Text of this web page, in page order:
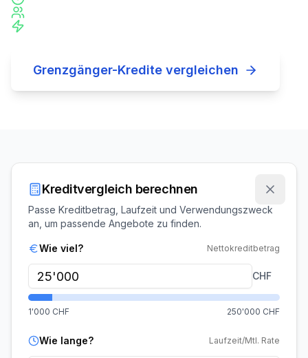
Grenzgänger-Kredite vergleichen
Kreditvergleich berechnen
Passe Kreditbetrag, Laufzeit und Verwendungszweck
an, um passende Angebote zu finden.
Wie viel? Nettokreditbetrag
CHF
1'000 CHF 250'000 CHF
Wie lange? Laufzeit/Mtl. Rate